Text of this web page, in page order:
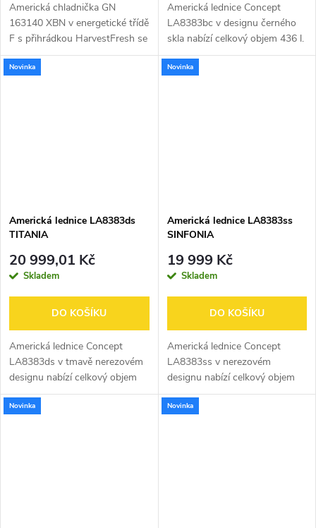
Americká chladnička GN
163140 XBN v energetické třídě
F s přihrádkou HarvestFresh se
střídáním světla pro uchování
vitamínů a čerstvosti,
Americká lednice Concept
LA8383bc v designu černého
skla nabízí celkový objem 436 l.
Vyniká chytrým
technologickým zpracováním a
Novinka
Americká lednice LA8383ds
TITANIA
20 999,01 Kč
Skladem
DO KOŠÍKU
Americká lednice Concept
LA8383ds v tmavě nerezovém
designu nabízí celkový objem
436 l. Vyniká chytrým
technologickým zpracováním a
Novinka
Americká lednice LA8383ss
SINFONIA
19 999 Kč
Skladem
DO KOŠÍKU
Americká lednice Concept
LA8383ss v nerezovém
designu nabízí celkový objem
436 l. Vyniká chytrým
technologickým zpracováním a
Novinka Novinka